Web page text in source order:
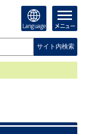
Language メニュー
サイト内検索